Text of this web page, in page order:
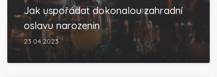
Jak uspořádat dokonalou zahradní
oslavu narozenin
23.04.2023